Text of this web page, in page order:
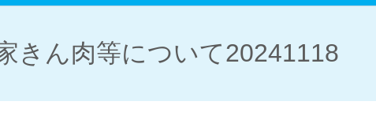
きん肉等について20241118